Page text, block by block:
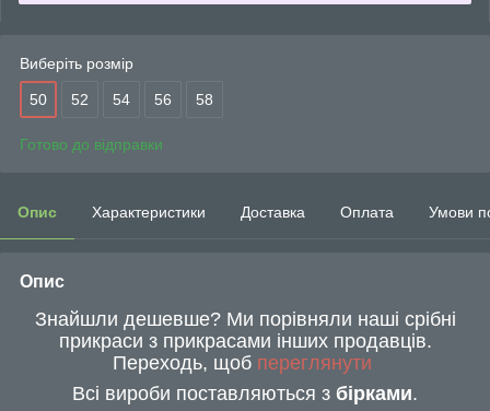
Виберіть розмір
50 52 54 56 58
Готово до відправки
Опис Характеристики Доставка Оплата Умови
Опис
Знайшли дешевше? Ми порівняли наші срібні
прикраси з прикрасами інших продавців.
Переходь, щоб переглянути
Всі вироби поставляються з бірками.